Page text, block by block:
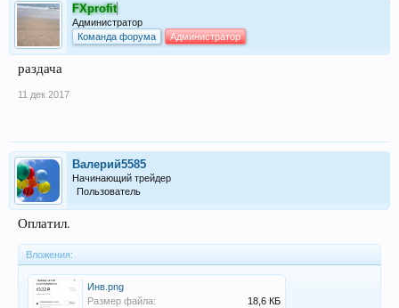
FXprofit
Администратор
Команда форума
Администратор
раздача
11 дек 2017
Валерий5585
Начинающий трейдер
Пользователь
Оплатил.
Вложения:
Инв.png
Размер файла:
18,6 КБ